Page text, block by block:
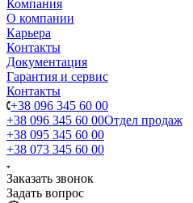
Компания
О компании
Карьера
Контакты
Документация
Гарантия и сервис
Контакты
+38 096 345 60 00
+38 096 345 60 00Отдел продаж
+38 095 345 60 00
+38 073 345 60 00
Заказать звонок
Задать вопрос